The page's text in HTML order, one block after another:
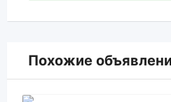
Похожие